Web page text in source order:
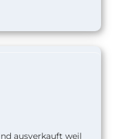
ausverkauft weil